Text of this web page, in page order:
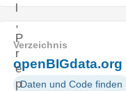
l
,
P
r
e
p
Verzeichnis
openBIGdata.org
Daten und Code finden